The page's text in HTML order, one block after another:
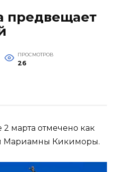
предвещает
ПРОСМОТРОВ
26
марта отмечено как
Мариамны Кикиморы.